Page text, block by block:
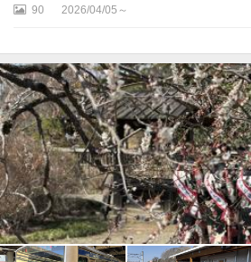
90 2026/04/05～